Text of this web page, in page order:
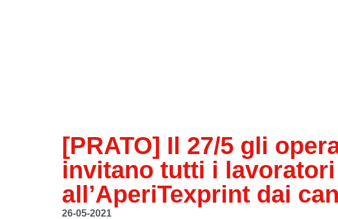
[PRATO] Il 27/5 gli
invitano tutti i
all’AperiTexprint dai
26-05-2021